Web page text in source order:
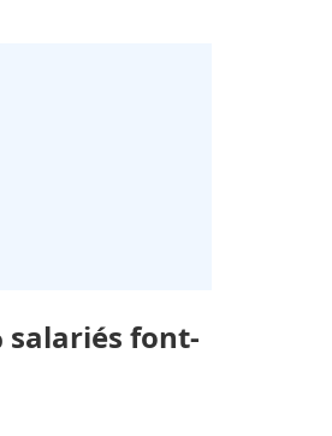
salariés font-